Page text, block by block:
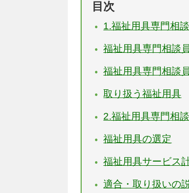
目次
1.福祉用具専門相
福祉用具専門相談
福祉用具専門相談
取り扱う福祉用具
2.福祉用具専門相
福祉用具の選定
福祉用具サービス
適合・取り扱いの